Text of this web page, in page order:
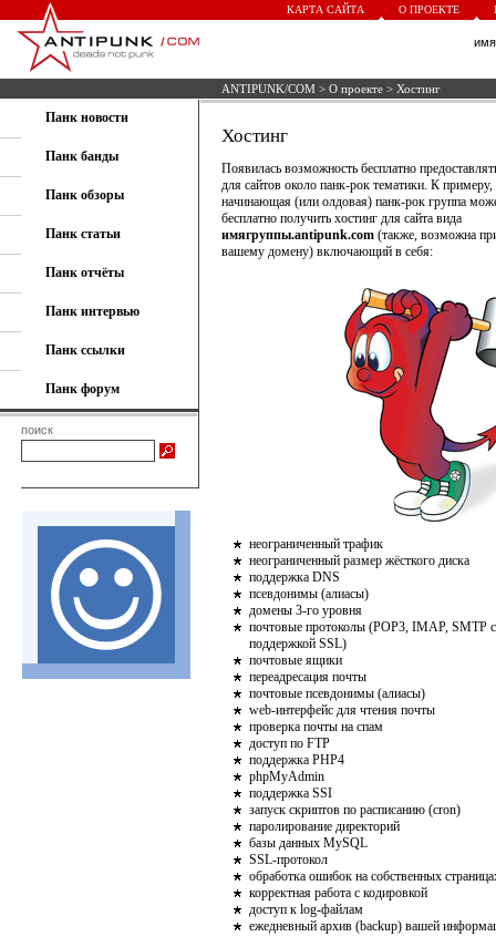
КАРТА САЙТА О ПРОЕКТЕ
ANTIPUNK/COM > О проекте > Хостинг
Панк новости
Панк банды
Панк обзоры
Панк статьи
Панк отчёты
Панк интервью
Панк ссылки
Панк форум
поиск
Хостинг
Появилась возможность бесплатно
для сайтов около панк-рок тематики. К примеру,
начинающая (или олдовая) панк-рок группа
бесплатно получить хостинг для сайта вида
имягруппы.antipunk.com (также, возможна
вашему домену) включающий в себя:
неограниченный трафик
неограниченный размер жёсткого диска
поддержка DNS
псевдонимы (алиасы)
домены 3-го уровня
почтовые протоколы (POP3, IMAP, SMTP с
поддержкой SSL)
почтовые ящики
переадресация почты
почтовые псевдонимы (алиасы)
web-интерфейс для чтения почты
проверка почты на спам
доступ по FTP
поддержка PHP4
phpMyAdmin
поддержка SSI
запуск скриптов по расписанию (cron)
паролирование директорий
базы данныx MySQL
SSL-протокол
обработка ошибок на собственных
корректная работа с кодировкой
доступ к log-файлам
ежедневный архив (backup) вашей